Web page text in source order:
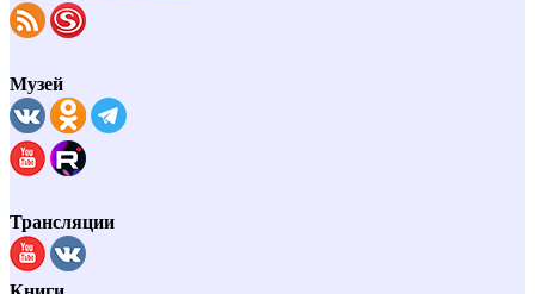
Музей
Трансляции